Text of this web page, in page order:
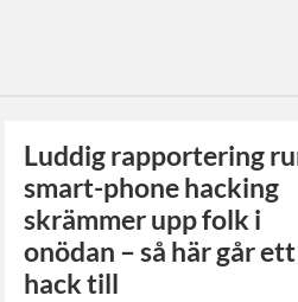
Luddig rapportering
smart-phone hacking
skrämmer upp folk i
onödan – så här går ett
hack till